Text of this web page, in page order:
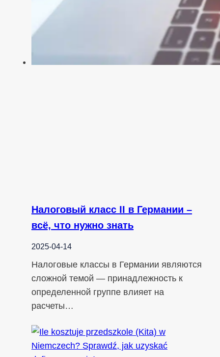
Налоговый класс II в Германии –
всё, что нужно знать
2025-04-14
Налоговые классы в Германии являются
сложной темой — принадлежность к
определенной группе влияет на
расчеты…